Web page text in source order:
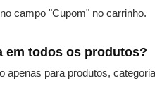
campo "Cupom" no carrinho.
em todos os produtos?
apenas para produtos,